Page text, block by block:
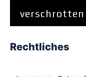
Rechtliches